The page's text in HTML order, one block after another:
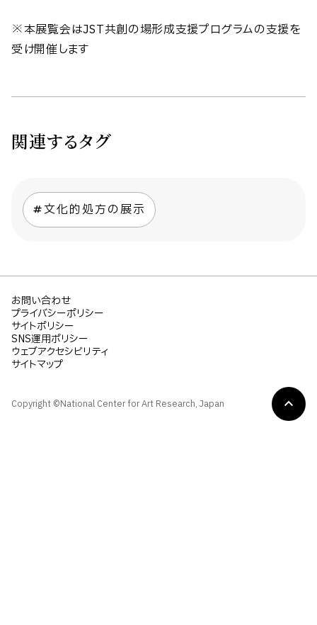
※本展覧会はJST共創の場形成支援プログラムの支援を
受け開催します
関連するタグ
文化的処方の展示
Copyright ©National Center for Art Research, Japan
お問い合わせ
プライバシーポリシー
サイトポリシー
SNS運用ポリシー
ウェブアクセシビリティ
サイトマップ